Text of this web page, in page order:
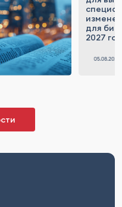
для
2027